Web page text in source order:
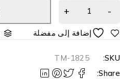
TM-1825